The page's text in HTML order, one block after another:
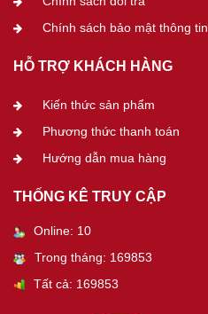
Chính sách bảo mật thông tin
HỖ TRỢ KHÁCH HÀNG
Kiến thức sản phẩm
Phương thức thanh toán
Hướng dẫn mua hàng
THỐNG KÊ TRUY CẬP
Online: 10
Trong tháng: 169853
Tất cả: 169853